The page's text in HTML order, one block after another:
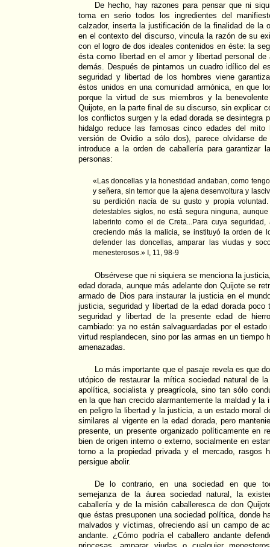
De hecho, hay razones para pensar que ni
toma en serio todos los ingredientes del
calzador, inserta la justificación de la finalidad de la
en el contexto del discurso, vincula la razón de su
con el logro de dos ideales contenidos en éste: la
ésta como libertad en el amor y libertad personal
demás. Después de pintarnos un cuadro idílico del
seguridad y libertad de los hombres viene
éstos unidos en una comunidad armónica, en que
porque la virtud de sus miembros y la
Quijote, en la parte final de su discurso, sin explicar
los conflictos surgen y la edad dorada se desintegra
hidalgo reduce las famosas cinco edades del
versión de Ovidio a sólo dos), parece olvidarse
introduce a la orden de caballería para garantizar
personas:
«Las doncellas y la honestidad andaban, como
y señera, sin temor que la ajena desenvoltura y
su perdición nacía de su gusto y propia
detestables siglos, no está segura ninguna,
laberinto como el de Creta...Para cuya
creciendo más la malicia, se instituyó la orden de
defender las doncellas, amparar las viudas y
menesterosos.» I, 11, 98-9
Obsérvese que ni siquiera se menciona la
edad dorada, aunque más adelante don Quijote se
armado de Dios para instaurar la justicia en el
justicia, seguridad y libertad de la edad dorada
seguridad y libertad de la presente edad de
cambiado: ya no están salvaguardadas por el
virtud resplandecen, sino por las armas en un tiempo
amenazadas.
Lo más importante que el pasaje revela es que
utópico de restaurar la mítica sociedad natural de
apolítica, socialista y preagrícola, sino tan sólo
en la que han crecido alarmantemente la maldad y la
en peligro la libertad y la justicia, a un estado moral
similares al vigente en la edad dorada, pero
presente, un presente organizado políticamente en
bien de origen interno o externo, socialmente en
torno a la propiedad privada y el mercado, rasgos
persigue abolir.
De lo contrario, en una sociedad en que
semejanza de la áurea sociedad natural, la
caballería y de la misión caballeresca de don
que éstas presuponen una sociedad política, donde
malvados y víctimas, ofreciendo así un campo de
andante. ¿Cómo podría el caballero andante